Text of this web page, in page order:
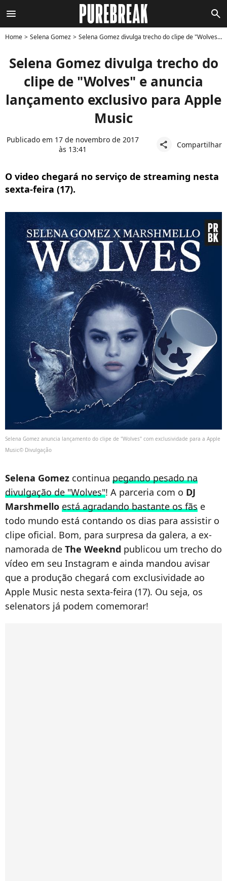
menu search
Home Selena Gomez Selena Gomez divulga trecho do clipe de "Wolves" e anuncia lançamento exclusivo para Apple Music
Selena Gomez divulga trecho do
clipe de "Wolves" e anuncia
lançamento exclusivo para Apple
Music
Publicado em 17 de novembro de 2017
às 13:41
share Compartilhar
O video chegará no serviço de streaming nesta
sexta-feira (17).
Selena Gomez anuncia lançamento do clipe de "Wolves" com exclusividade para a Apple
Music© Divulgação
Selena Gomez continua pegando pesado na
divulgação de "Wolves"! A parceria com o DJ
Marshmello está agradando bastante os fãs e
todo mundo está contando os dias para assistir o
clipe oficial. Bom, para surpresa da galera, a ex-
namorada de The Weeknd publicou um trecho do
vídeo em seu Instagram e ainda mandou avisar
que a produção chegará com exclusividade ao
Apple Music nesta sexta-feira (17). Ou seja, os
selenators já podem comemorar!